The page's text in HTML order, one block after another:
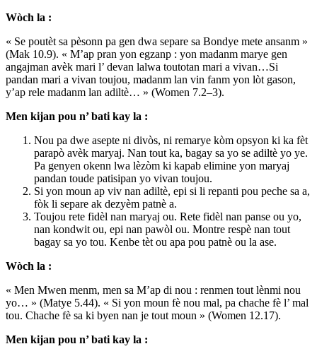
Wòch la :
« Se poutèt sa pèsonn pa gen dwa separe sa Bondye mete ansanm »
(Mak 10.9). « M’ap pran yon egzanp : yon madanm marye gen
angajman avèk mari l’ devan lalwa toutotan mari a vivan…Si
pandan mari a vivan toujou, madanm lan vin fanm yon lòt gason,
y’ap rele madanm lan adiltè… » (Women 7.2–3).
Men kijan pou n’ bati kay la :
Nou pa dwe asepte ni divòs, ni remarye kòm opsyon ki ka fèt
parapò avèk maryaj. Nan tout ka, bagay sa yo se adiltè yo ye.
Pa genyen okenn lwa lèzòm ki kapab elimine yon maryaj
pandan toude patisipan yo vivan toujou.
Si yon moun ap viv nan adiltè, epi si li repanti pou peche sa a,
fòk li separe ak dezyèm patnè a.
Toujou rete fidèl nan maryaj ou. Rete fidèl nan panse ou yo,
nan kondwit ou, epi nan pawòl ou. Montre respè nan tout
bagay sa yo tou. Kenbe tèt ou apa pou patnè ou la ase.
Wòch la :
« Men Mwen menm, men sa M’ap di nou : renmen tout lènmi nou
yo… » (Matye 5.44). « Si yon moun fè nou mal, pa chache fè l’ mal
tou. Chache fè sa ki byen nan je tout moun » (Women 12.17).
Men kijan pou n’ bati kay la :